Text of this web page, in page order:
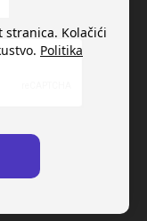
stranica. Kolačići
Politika